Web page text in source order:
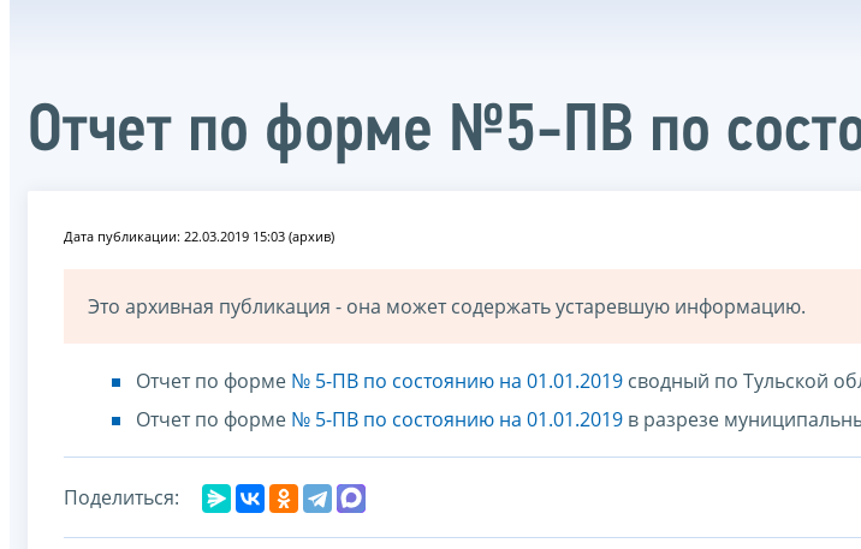
Отчет по форме №5-ПВ по
Дата публикации: 22.03.2019 15:03 (архив)
Это архивная публикация - она может содержать устаревшую информацию.
Отчет по форме № 5-ПВ по состоянию на 01.01.2019 сводный по Тульской
Отчет по форме № 5-ПВ по состоянию на 01.01.2019 в разрезе
Поделиться: